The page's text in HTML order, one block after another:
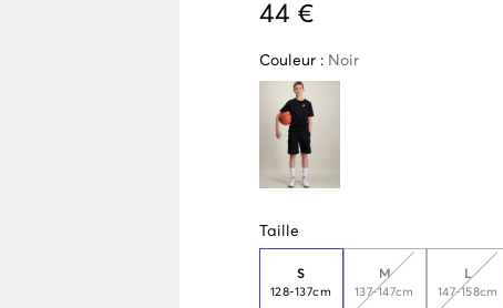
44 €
Couleur : Noir
Taille
S
128-137cm
M
137-147cm
L
147-158cm